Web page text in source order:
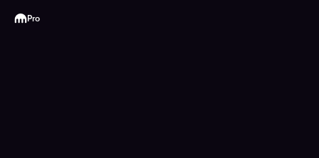
Kraken
Pro